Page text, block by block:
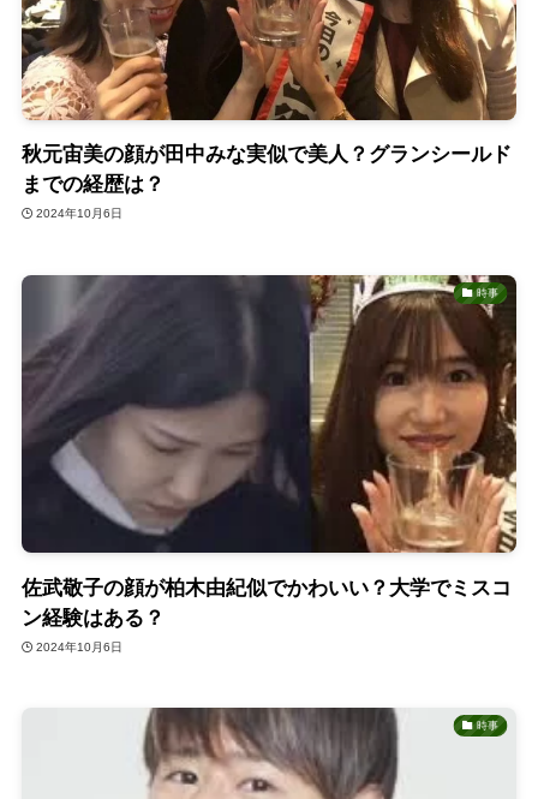
秋元宙美の顔が田中みな実似で美人？グランシールド
までの経歴は？
2024年10月6日
時事
佐武敬子の顔が柏木由紀似でかわいい？大学でミスコ
ン経験はある？
2024年10月6日
時事